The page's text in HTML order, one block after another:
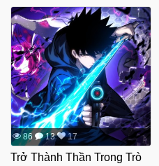
86 13 17
Trở Thành Thần Trong Trò